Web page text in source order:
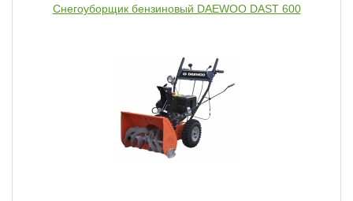
Снегоуборщик бензиновый DAEWOO DAST 600